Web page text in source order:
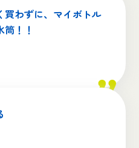
買わずに、マイボトル
！！